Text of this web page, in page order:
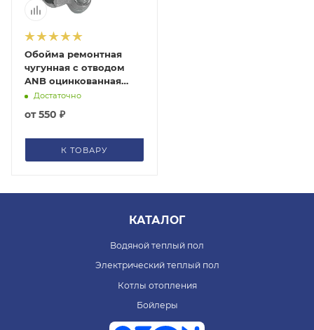
Обойма ремонтная
чугунная с отводом
ANB оцинкованная
Gebo
Достаточно
от550 ₽
К ТОВАРУ
КАТАЛОГ
Водяной теплый пол
Электрический теплый пол
Котлы отопления
Бойлеры